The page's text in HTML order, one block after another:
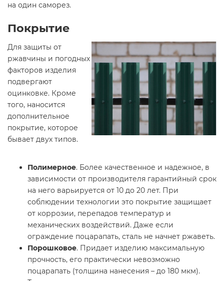
на один саморез.
Покрытие
Для защиты от
ржавчины и погодных
факторов изделия
подвергают
оцинковке. Кроме
того, наносится
дополнительное
покрытие, которое
бывает двух типов.
Полимерное. Более качественное и надежное, в
зависимости от производителя гарантийный срок
на него варьируется от 10 до 20 лет. При
соблюдении технологии это покрытие защищает
от коррозии, перепадов температур и
механических воздействий. Даже если
ограждение поцарапать, сталь не начнет ржаветь.
Порошковое. Придает изделию максимальную
прочность, его практически невозможно
поцарапать (толщина нанесения – до 180 мкм).